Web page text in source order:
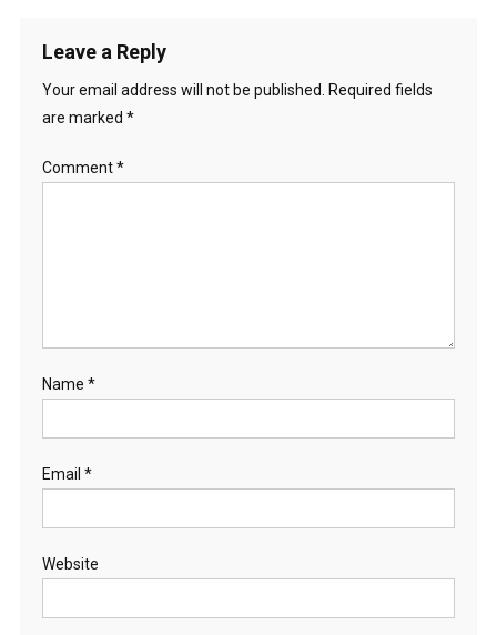
Leave a Reply
Your email address will not be published.
Required fields
are marked *
Comment*
Name *
Email *
Website